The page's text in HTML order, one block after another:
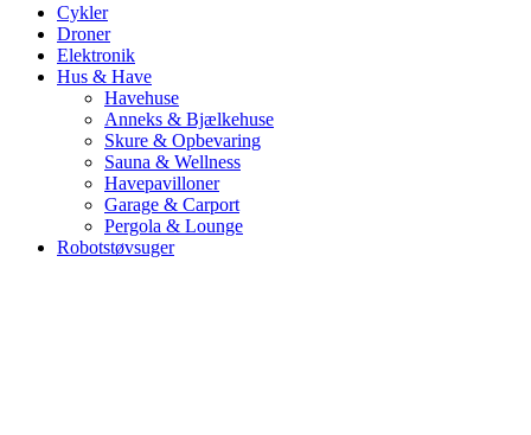
Cykler
Droner
Elektronik
Hus & Have
Havehuse
Anneks & Bjælkehuse
Skure & Opbevaring
Sauna & Wellness
Havepavilloner
Garage & Carport
Pergola & Lounge
Robotstøvsuger